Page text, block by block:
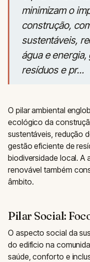
minimizam o
construção,
sustentáveis,
água e
resíduos e pr...
O pilar ambiental
ecológico da
sustentáveis, redução
gestão eficiente de
biodiversidade local. A
renovável também
âmbito.
Pilar Social:
O aspecto social da
do edifício na
saúde, conforto e